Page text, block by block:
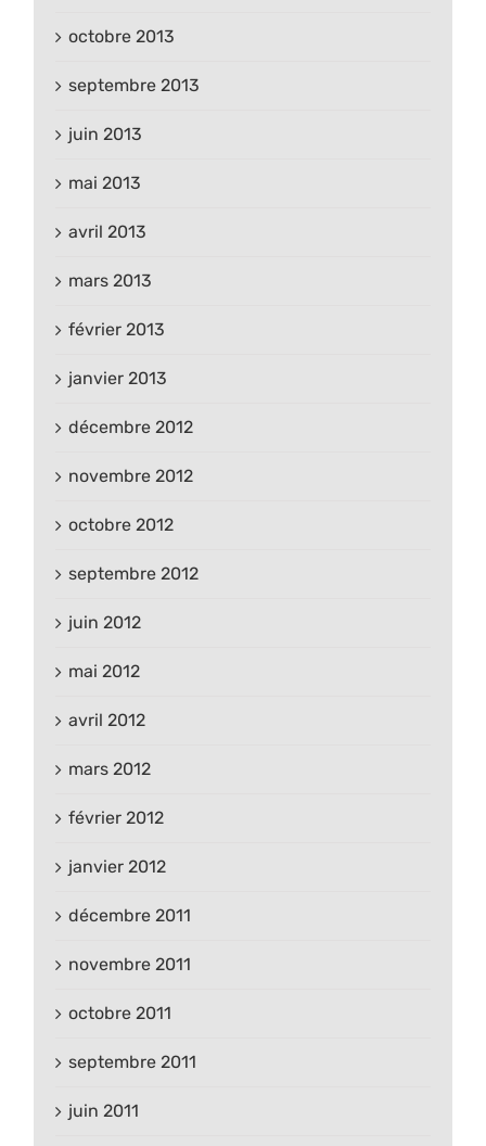
octobre 2013
septembre 2013
juin 2013
mai 2013
avril 2013
mars 2013
février 2013
janvier 2013
décembre 2012
novembre 2012
octobre 2012
septembre 2012
juin 2012
mai 2012
avril 2012
mars 2012
février 2012
janvier 2012
décembre 2011
novembre 2011
octobre 2011
septembre 2011
juin 2011